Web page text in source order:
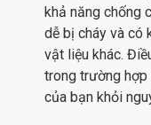
khả năng chống
dễ bị cháy và có
vật liệu khác.
trong trường hợp
của bạn khỏi